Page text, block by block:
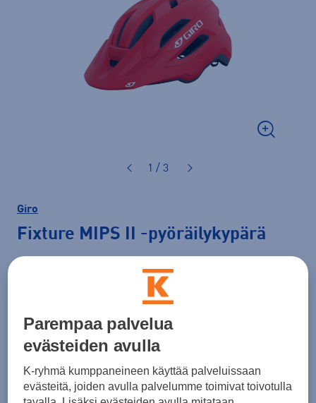
1 / 3
Giro
Fixture MIPS II -pyöräilykypärä
Parempaa palvelua
evästeiden avulla
K-ryhmä kumppaneineen käyttää palveluissaan
evästeitä, joiden avulla palvelumme toimivat toivotulla